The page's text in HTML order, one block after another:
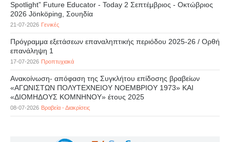
Spotlight” Future Educator - Today 2 Σεπτέμβριος - Οκτώβριος
2026 Jönköping, Σουηδία
21-07-2026 Γενικές
Πρόγραμμα εξετάσεων επαναληπτικής περιόδου 2025-26 / Ορθή
επανάληψη 1
17-07-2026 Προπτυχιακά
Ανακοίνωση- απόφαση της Συγκλήτου επίδοσης βραβείων
«ΑΓΩΝΙΣΤΩΝ ΠΟΛΥΤΕΧΝΕΙΟΥ ΝΟΕΜΒΡΙΟΥ 1973» ΚΑΙ
«ΔΙΟΜΗΔΟΥΣ ΚΟΜΝΗΝΟΥ» έτους 2025
08-07-2026 Βραβεία - Διακρίσεις